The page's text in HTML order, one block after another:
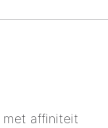
met affiniteit